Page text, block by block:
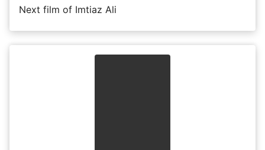
Next film of Imtiaz Ali